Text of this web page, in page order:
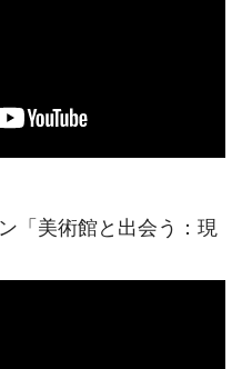
「美術館と出会う：現